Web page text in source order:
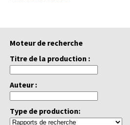
Moteur de recherche
Titre de la production :
Auteur :
Type de production: